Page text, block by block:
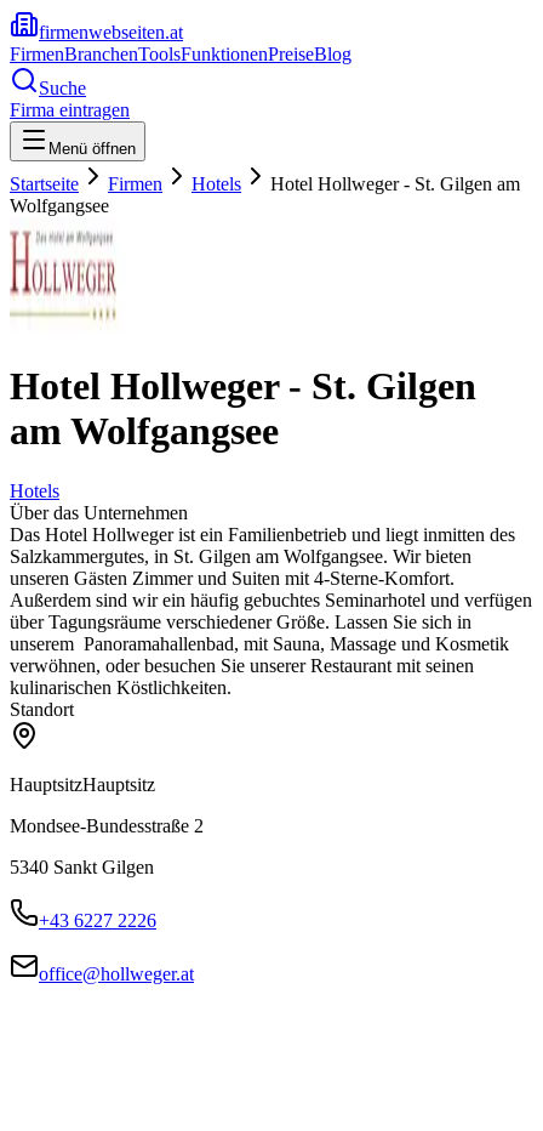
firmenwebseiten.at
FirmenBranchenToolsFunktionenPreiseBlog
Suche
Firma eintragen
Menü öffnen
Startseite Firmen Hotels
Hotel Hollweger - St. Gilgen am
Wolfgangsee
Hotel Hollweger - St. Gilgen
am Wolfgangsee
Hotels
Über das Unternehmen
Das Hotel Hollweger ist ein Familienbetrieb und liegt inmitten des
Salzkammergutes, in St. Gilgen am Wolfgangsee. Wir bieten
unseren Gästen Zimmer und Suiten mit 4-Sterne-Komfort.
Außerdem sind wir ein häufig gebuchtes Seminarhotel und verfügen
über Tagungsräume verschiedener Größe. Lassen Sie sich in
unserem Panoramahallenbad, mit Sauna, Massage und Kosmetik
verwöhnen, oder besuchen Sie unserer Restaurant mit seinen
kulinarischen Köstlichkeiten.
Standort
HauptsitzHauptsitz
Mondsee-Bundesstraße 2
5340 Sankt Gilgen
+43 6227 2226
office@hollweger.at